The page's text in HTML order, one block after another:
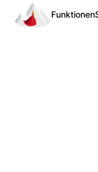
Funktionen